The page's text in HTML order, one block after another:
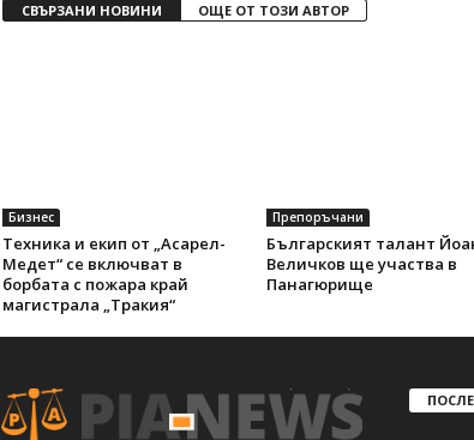
СВЪРЗАНИ НОВИНИ ОЩЕ ОТ ТОЗИ АВТОР
Бизнес
Техника и екип от „Асарел-
Медет“ се включват в
борбата с пожара край
магистрала „Тракия“
Препоръчани
Българският талант
Величков ще участва в
Панагюрище